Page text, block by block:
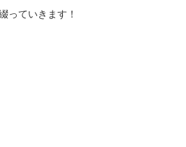
っていきます！